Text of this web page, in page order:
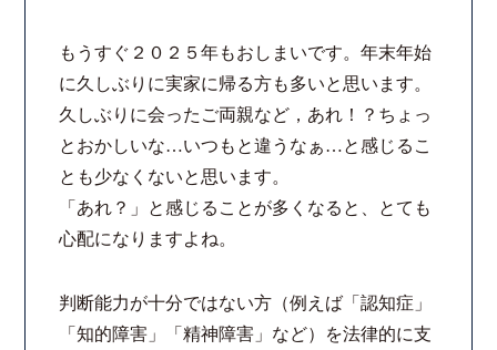
弁護士費用
解決事例
お客様の声
採用情報
スタッフインタビュー
もうすぐ２０２５年もおしまいです。年末年始
に久しぶりに実家に帰る方も多いと思います。
久しぶりに会ったご両親など，あれ！？ちょっ
とおかしいな…いつもと違うなぁ…と感じるこ
とも少なくないと思います。
「あれ？」と感じることが多くなると、とても
心配になりますよね。
判断能力が十分ではない方（例えば「認知症」
「知的障害」「精神障害」など）を法律的に支